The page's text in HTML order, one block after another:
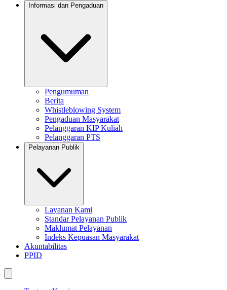
Informasi dan Pengaduan
Pengumuman
Berita
Whistleblowing System
Pengaduan Masyarakat
Pelanggaran KIP Kuliah
Pelanggaran PTS
Pelayanan Publik
Layanan Kami
Standar Pelayanan Publik
Maklumat Pelayanan
Indeks Kepuasan Masyarakat
Akuntabilitas
PPID